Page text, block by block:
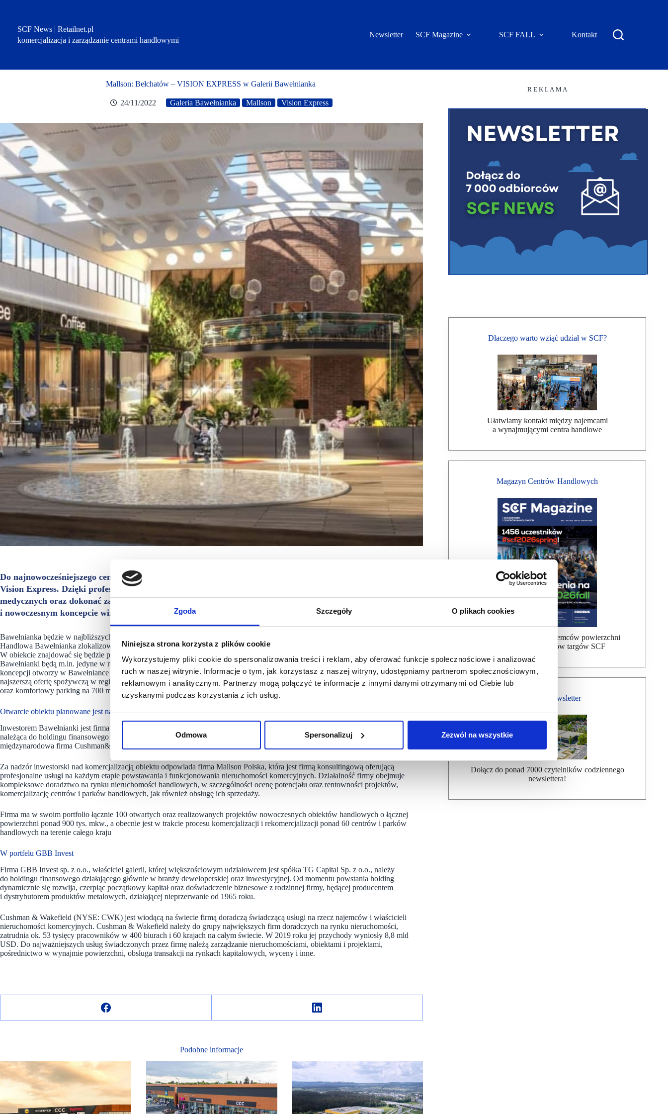
Zgoda Szczegóły O plikach cookies
Niniejsza strona korzysta z plików cookie
Wykorzystujemy pliki cookie do spersonalizowania treści i reklam, aby oferować funkcje społecznościowe i analizować
ruch w naszej witrynie. Informacje o tym, jak korzystasz z naszej witryny, udostępniamy partnerom społecznościowym,
reklamowym i analitycznym. Partnerzy mogą połączyć te informacje z innymi danymi otrzymanymi od Ciebie lub
uzyskanymi podczas korzystania z ich usług.
Odmowa Spersonalizuj Zezwól na wszystkie
SCF News | Retailnet.pl
komercjalizacja i zarządzanie centrami handlowymi
Newsletter SCF Magazine SCF FALL Kontakt
Mallson: Bełchatów – VISION EXPRESS w Galerii Bawełnianka
24/11/2022 Galeria Bawełnianka Mallson Vision Express
Do najnowocześniejszego centrum handlowo-rozrywkowego w regionie dołącza lider branży optycznej –
Vision Express. Dzięki profesjonalnej obsłudze klienci będą mogli w jednym miejscu skorzystać z usług
medycznych oraz dokonać zakupów okularów, soczewek i akcesoriów. Rozpoznawalna marka w odświeżonym
i nowoczesnym koncepcie wizualnym zajmie w Galerii Bawełnianka powierzchnię 75 mkw.
Bawełnianka będzie w najbliższych latach jednym z nielicznych nowych centrów handlowych powstających w Polsce. Galeria
Handlowa Bawełnianka zlokalizowana jest w sercu miasta, na terenie dawnych Bełchatowskich Zakładów Przemysłu Bawełnianego.
W obiekcie znajdować się będzie ponad 80 sklepów i punktów usługowych, strefa rozrywki z kinem i klubem fitness. Najemcami
Bawełnianki będą m.in. jedyne w mieście marki Reserved, Half Price, Mohito, Cropp, House, eobuwie. Swój market w najnowszej
koncepcji otworzy w Bawełniance Biedronka. Wraz z sąsiednim marketem Lidl – oddalonym o 100 metrów od galerii – zapewnią
najszerszą ofertę spożywczą w regionie. Do dyspozycji klientów będzie również unikalna strefa gastronomiczna w industrialnym stylu
oraz komfortowy parking na 700 miejsc.
Otwarcie obiektu planowane jest na wiosnę 2023r.
Inwestorem Bawełnianki jest firma GBB Invest sp. z o.o., której większościowym udziałowcem jest spółka TG Capital Sp. z o.o.,
należąca do holdingu finansowego działającego głównie w branży deweloperskiej oraz inwestycyjnej. Wynajem prowadzi
międzynarodowa firma Cushman&Wakefield.
Za nadzór inwestorski nad komercjalizacją obiektu odpowiada firma Mallson Polska, która jest firmą konsultingową oferującą
profesjonalne usługi na każdym etapie powstawania i funkcjonowania nieruchomości komercyjnych. Działalność firmy obejmuje
kompleksowe doradztwo na rynku nieruchomości handlowych, w szczególności ocenę potencjału oraz rentowności projektów,
komercjalizację centrów i parków handlowych, jak również obsługę ich sprzedaży.
Firma ma w swoim portfolio łącznie 100 otwartych oraz realizowanych projektów nowoczesnych obiektów handlowych o łącznej
powierzchni ponad 900 tys. mkw., a obecnie jest w trakcie procesu komercjalizacji i rekomercjalizacji ponad 60 centrów i parków
handlowych na terenie całego kraju
W portfelu GBB Invest
Firma GBB Invest sp. z o.o., właściciel galerii, której większościowym udziałowcem jest spółka TG Capital Sp. z o.o., należy
do holdingu finansowego działającego głównie w branży deweloperskiej oraz inwestycyjnej. Od momentu powstania holding
dynamicznie się rozwija, czerpiąc początkowy kapitał oraz doświadczenie biznesowe z rodzinnej firmy, będącej producentem
i dystrybutorem produktów metalowych, działającej nieprzerwanie od 1965 roku.
Cushman & Wakefield (NYSE: CWK) jest wiodącą na świecie firmą doradczą świadczącą usługi na rzecz najemców i właścicieli
nieruchomości komercyjnych. Cushman & Wakefield należy do grupy największych firm doradczych na rynku nieruchomości,
zatrudnia ok. 53 tysięcy pracowników w 400 biurach i 60 krajach na całym świecie. W 2019 roku jej przychody wyniosły 8,8 mld
USD. Do najważniejszych usług świadczonych przez firmę należą zarządzanie nieruchomościami, obiektami i projektami,
pośrednictwo w wynajmie powierzchni, obsługa transakcji na rynkach kapitałowych, wyceny i inne.
Podobne informacje
R E K L A M A
Dlaczego warto wziąć udział w SCF?
Ułatwiamy kontakt między najemcami
a wynajmującymi centra handlowe
Magazyn Centrów Handlowych
Bezpłatna wysyłka dla najemców powierzchni
handlowej, uczestników targów SCF
Bezpłatny Newsletter
Dołącz do ponad 7000 czytelników codziennego
newslettera!